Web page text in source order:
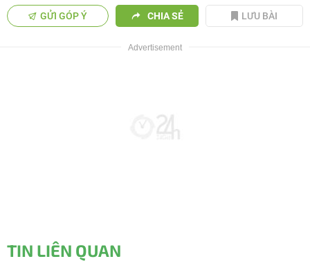
GỬI GÓP Ý CHIA SẺ LƯU BÀI
TIN LIÊN QUAN